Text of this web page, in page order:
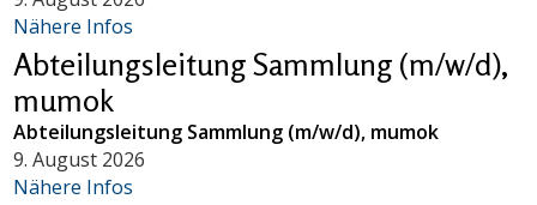
Nähere Infos
Abteilungsleitung Sammlung (m/w/d),
mumok
Abteilungsleitung Sammlung (m/w/d), mumok
9. August 2026
Nähere Infos